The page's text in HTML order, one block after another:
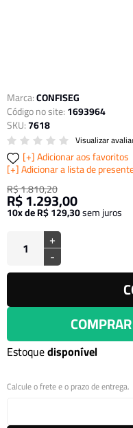
Marca:CONFISEG
Código no site:1693964
SKU:7618
Visualizar
Adicionar aos favoritos
Adicionar a lista de
R$ 1.810,20
R$ 1.293,00
10x de R$ 129,30sem juros
+
-
Estoquedisponível
Calcule o frete e o prazo de entrega.